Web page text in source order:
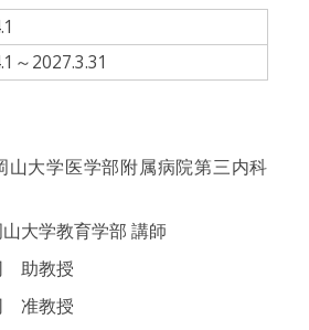
～2027.3.31
大学医学部附属病院第三内科
大学教育学部 講師
助教授
准教授